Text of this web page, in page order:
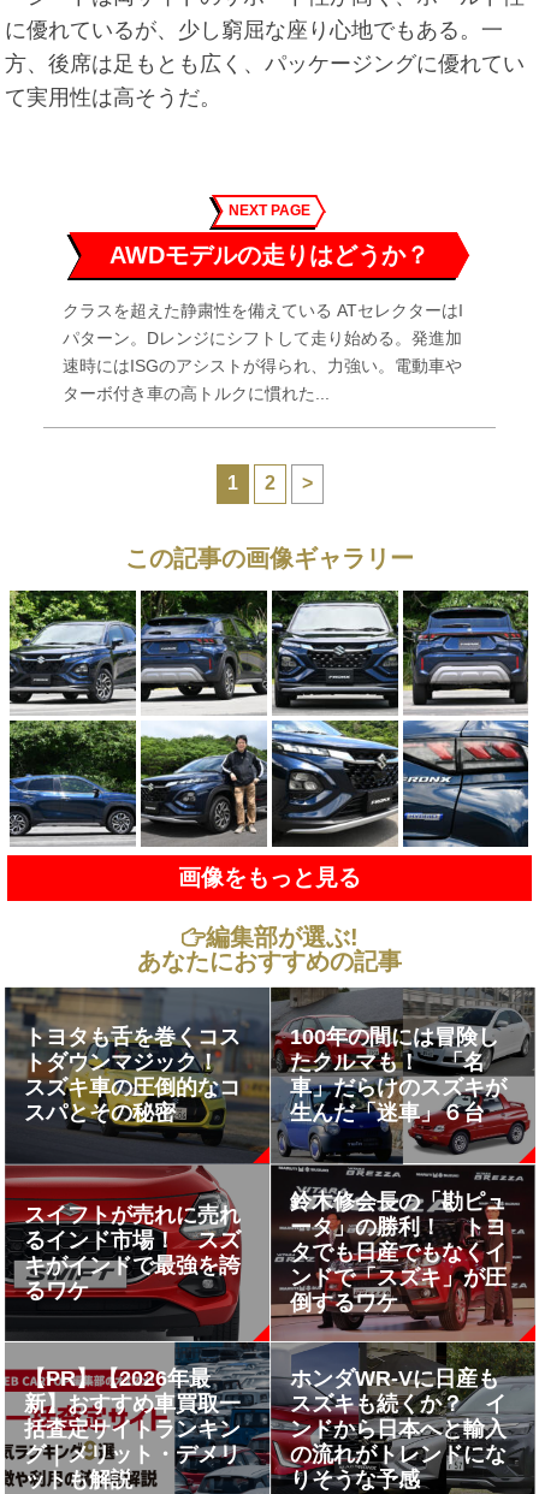
に優れているが、少し窮屈な座り心地でもある。一
方、後席は足もとも広く、パッケージングに優れてい
て実用性は高そうだ。
NEXT PAGE
AWDモデルの走りはどうか？
クラスを超えた静粛性を備えている ATセレクターはI
パターン。Dレンジにシフトして走り始める。発進加
速時にはISGのアシストが得られ、力強い。電動車や
ターボ付き車の高トルクに慣れた...
1 2 >
この記事の画像ギャラリー
画像をもっと見る
編集部が選ぶ!
あなたにおすすめの記事
トヨタも舌を巻くコス
トダウンマジック！
スズキ車の圧倒的なコ
スパとその秘密
100年の間には冒険し
たクルマも！ 「名
車」だらけのスズキが
生んだ「迷車」６台
スイフトが売れに売れ
るインド市場！ スズ
キがインドで最強を誇
るワケ
鈴木修会長の「勘ピュ
ータ」の勝利！ トヨ
タでも日産でもなくイ
ンドで「スズキ」が圧
倒するワケ
【PR】【2026年最
新】おすすめ車買取一
括査定サイトランキン
グ｜メリット・デメリ
ットも解説
ホンダWR-Vに日産も
スズキも続くか？ イ
ンドから日本へと輸入
の流れがトレンドにな
りそうな予感